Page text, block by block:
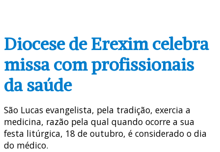
Diocese de Erexim celebra
missa com profissionais
da saúde
São Lucas evangelista, pela tradição, exercia a
medicina, razão pela qual quando ocorre a sua
festa litúrgica, 18 de outubro, é considerado o dia
do médico.